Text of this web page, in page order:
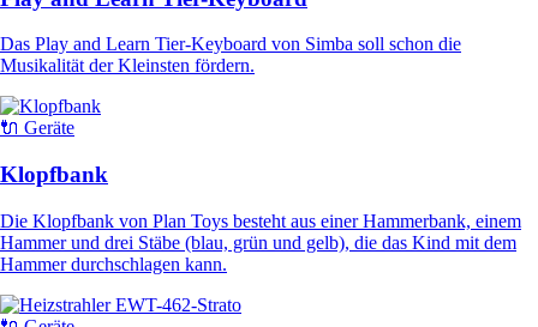
Das Play and Learn Tier-Keyboard von Simba soll schon die
Musikalität der Kleinsten fördern.
🔌 Geräte
Klopfbank
Die Klopfbank von Plan Toys besteht aus einer Hammerbank, einem
Hammer und drei Stäbe (blau, grün und gelb), die das Kind mit dem
Hammer durchschlagen kann.